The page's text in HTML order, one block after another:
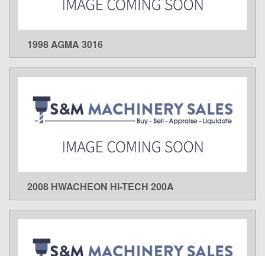
LEARN MORE
1998 AGMA 3016
LEARN MORE
2008 HWACHEON HI-TECH 200A